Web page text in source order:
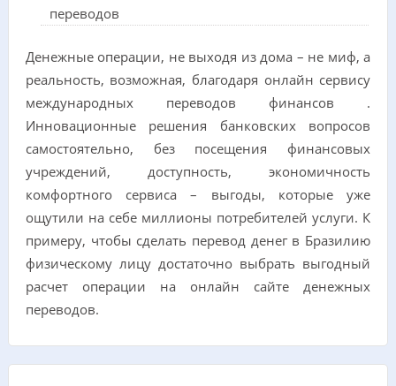
переводов
Денежные операции, не выходя из дома – не миф, а
реальность, возможная, благодаря онлайн сервису
международных переводов финансов .
Инновационные решения банковских вопросов
самостоятельно, без посещения финансовых
учреждений, доступность, экономичность
комфортного сервиса – выгоды, которые уже
ощутили на себе миллионы потребителей услуги. К
примеру, чтобы сделать перевод денег в Бразилию
физическому лицу достаточно выбрать выгодный
расчет операции на онлайн сайте денежных
переводов.